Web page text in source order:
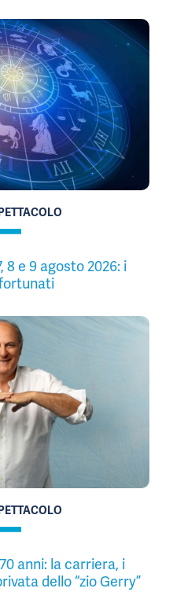
e 9 agosto 2026: i
anni: la carriera, i
dello “zio Gerry”